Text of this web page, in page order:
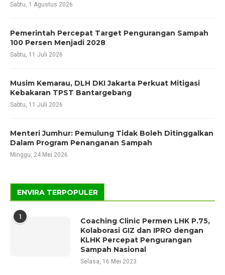
Sabtu, 1 Agustus 2026
Pemerintah Percepat Target Pengurangan Sampah
100 Persen Menjadi 2028
Sabtu, 11 Juli 2026
Musim Kemarau, DLH DKI Jakarta Perkuat Mitigasi
Kebakaran TPST Bantargebang
Sabtu, 11 Juli 2026
Menteri Jumhur: Pemulung Tidak Boleh Ditinggalkan
Dalam Program Penanganan Sampah
Minggu, 24 Mei 2026
ENVIRA TERPOPULER
1
Coaching Clinic Permen LHK P.75,
Kolaborasi GIZ dan IPRO dengan
KLHK Percepat Pengurangan
Sampah Nasional
Selasa, 16 Mei 2023